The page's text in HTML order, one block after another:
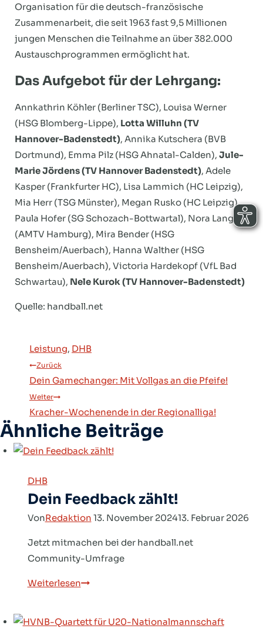
Organisation für die deutsch-französische
Zusammenarbeit, die seit 1963 fast 9,5 Millionen
jungen Menschen die Teilnahme an über 382.000
Austauschprogrammen ermöglicht hat.
Das Aufgebot für der Lehrgang:
Annkathrin Köhler (Berliner TSC), Louisa Werner
(HSG Blomberg-Lippe), Lotta Willuhn (TV
Hannover-Badenstedt), Annika Kutschera (BVB
Dortmund), Emma Pilz (HSG Ahnatal-Calden), Jule-
Marie Jördens (TV Hannover Badenstedt), Adele
Kasper (Frankfurter HC), Lisa Lammich (HC Leipzig),
Mia Herr (TSG Münster), Megan Rusko (HC Leipzig),
Paula Hofer (SG Schozach-Bottwartal), Nora Lange
(AMTV Hamburg), Mira Bender (HSG
Bensheim/Auerbach), Hanna Walther (HSG
Bensheim/Auerbach), Victoria Hardekopf (VfL Bad
Schwartau), Nele Kurok (TV Hannover-Badenstedt)
Quelle: handball.net
Leistung, DHB
Beitragsnavigation
Zurück
Dein Gamechanger: Mit Vollgas an die Pfeife!
Weiter
Kracher-Wochenende in der Regionalliga!
Ähnliche Beiträge
DHB
Dein Feedback zählt!
VonRedaktion 13. November 202413. Februar 2026
Jetzt mitmachen bei der handball.net
Community-Umfrage
WeiterlesenDein